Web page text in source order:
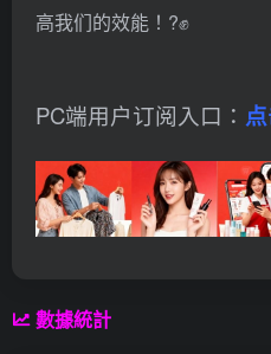
高我们的效能！?✊
PC端用户订阅入口：
數據統計